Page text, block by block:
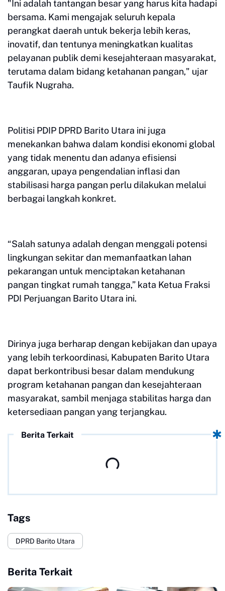
"Ini adalah tantangan besar yang harus kita hadapi
bersama. Kami mengajak seluruh kepala
perangkat daerah untuk bekerja lebih keras,
inovatif, dan tentunya meningkatkan kualitas
pelayanan publik demi kesejahteraan masyarakat,
terutama dalam bidang ketahanan pangan," ujar
Taufik Nugraha.
Politisi PDIP DPRD Barito Utara ini juga
menekankan bahwa dalam kondisi ekonomi global
yang tidak menentu dan adanya efisiensi
anggaran, upaya pengendalian inflasi dan
stabilisasi harga pangan perlu dilakukan melalui
berbagai langkah konkret.
“Salah satunya adalah dengan menggali potensi
lingkungan sekitar dan memanfaatkan lahan
pekarangan untuk menciptakan ketahanan
pangan tingkat rumah tangga,” kata Ketua Fraksi
PDI Perjuangan Barito Utara ini.
Dirinya juga berharap dengan kebijakan dan upaya
yang lebih terkoordinasi, Kabupaten Barito Utara
dapat berkontribusi besar dalam mendukung
program ketahanan pangan dan kesejahteraan
masyarakat, sambil menjaga stabilitas harga dan
ketersediaan pangan yang terjangkau.
Berita Terkait
Tags
DPRD Barito Utara
Berita Terkait